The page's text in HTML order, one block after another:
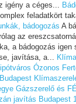
igény a céges...
feladatkört
bádogozás A
az
a bádogozás
javítása, a...
Ózonos
Gázszerelő és
javítás Budapest